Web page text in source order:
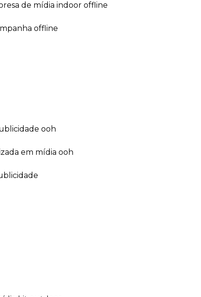
de mídia indoor offline
offline
ooh
em mídia ooh